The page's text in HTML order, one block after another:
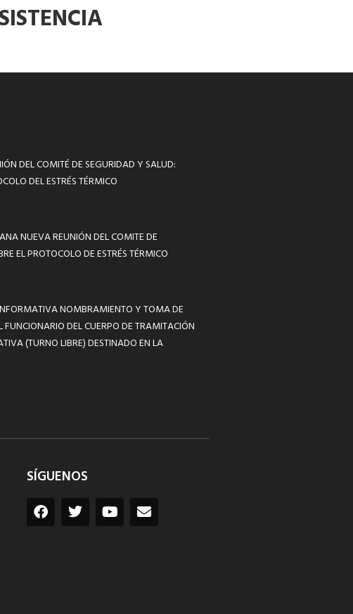
DEL COMITÉ DE SEGURIDAD Y SALUD:
DEL ESTRÉS TÉRMICO
NUEVA REUNIÓN DEL COMITE DE
EL PROTOCOLO DE ESTRÉS TÉRMICO
NOMBRAMIENTO Y TOMA DE
FUNCIONARIO DEL CUERPO DE TRAMITACIÓN
(TURNO LIBRE) DESTINADO EN LA
SÍGUENOS